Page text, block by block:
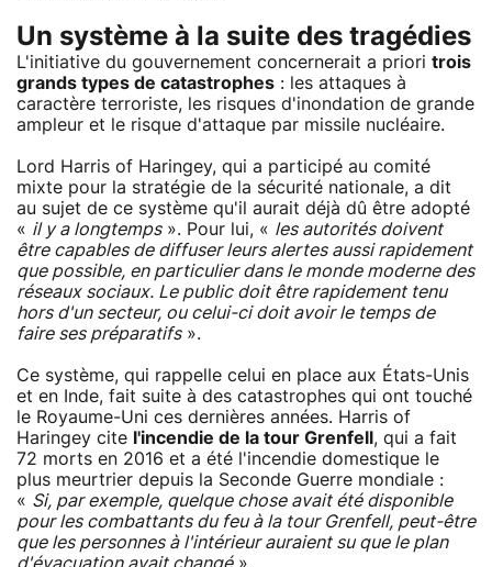
Un système à la suite des tragédies
L'initiative du gouvernement concernerait a priori trois
grands types de catastrophes : les attaques à
caractère terroriste, les risques d'inondation de grande
ampleur et le risque d'attaque par missile nucléaire.
Lord Harris of Haringey, qui a participé au comité
mixte pour la stratégie de la sécurité nationale, a dit
au sujet de ce système qu'il aurait déjà dû être adopté
« il y a longtemps». Pour lui, « les autorités doivent
être capables de diffuser leurs alertes aussi rapidement
que possible, en particulier dans le monde moderne des
réseaux sociaux. Le public doit être rapidement tenu
hors d'un secteur, ou celui-ci doit avoir le temps de
faire ses préparatifs».
Ce système, qui rappelle celui en place aux États-Unis
et en Inde, fait suite à des catastrophes qui ont touché
le Royaume-Uni ces dernières années. Harris of
Haringey cite l'incendie de la tour Grenfell , qui a fait
72 morts en 2016 et a été l'incendie domestique le
plus meurtrier depuis la Seconde Guerre mondiale :
« Si, par exemple, quelque chose avait été disponible
pour les combattants du feu à la tour Grenfell, peut-être
que les personnes à l'intérieur auraient su que le plan
d'évacuation avait changé».